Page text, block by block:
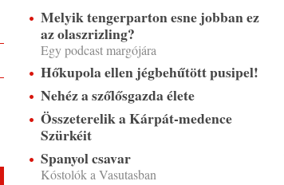
Melyik tengerparton esne jobban ez
az olaszrizling?
Egy podcast margójára
Hőkupola ellen jégbehűtött pusipel!
Nehéz a szőlősgazda élete
Összeterelik a Kárpát-medence
Szürkéit
Spanyol csavar
Kóstolók a Vasutasban